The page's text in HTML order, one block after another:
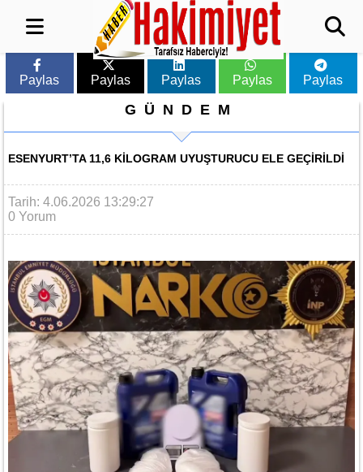
Paylas Paylas Paylas Paylas Paylas
GÜNDEM
ESENYURT’TA 11,6 KILOGRAM UYUŞTURUCU ELE GEÇIRILDI
Tarih: 4.06.2026 13:29:27
0 Yorum